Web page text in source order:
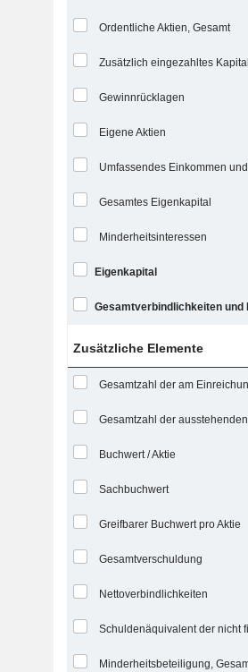
Ordentliche Aktien, Gesamt
Zusätzlich eingezahltes Kapital
Gewinnrücklagen
Eigene Aktien
Gesamtes Eigenkapital
Minderheitsinteressen
Eigenkapital
Zusätzliche Elemente
Buchwert / Aktie
Sachbuchwert
Greifbarer Buchwert pro Aktie
Gesamtverschuldung
Nettoverbindlichkeiten